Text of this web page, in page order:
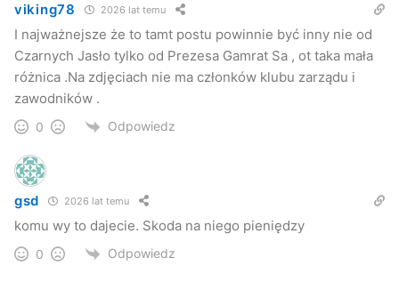
viking78 2026 lat temu
I najważnejsze że to tamt postu powinnie być inny nie od
Czarnych Jasło tylko od Prezesa Gamrat Sa , ot taka mała
różnica .Na zdjęciach nie ma członków klubu zarządu i
zawodników .
0 Odpowiedz
gsd 2026 lat temu
komu wy to dajecie. Skoda na niego pieniędzy
0 Odpowiedz